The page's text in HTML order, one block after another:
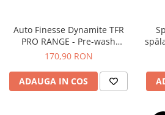
Auto Finesse Dynamite TFR
PRO RANGE - Pre-wash
concentrat pe bază de citrice
170,90 RON
ADAUGA IN COS